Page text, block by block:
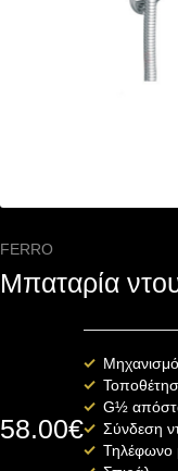
FERRO
Μπαταρία
58.00€
G½
Σύνδεση
Τηλέφωνο